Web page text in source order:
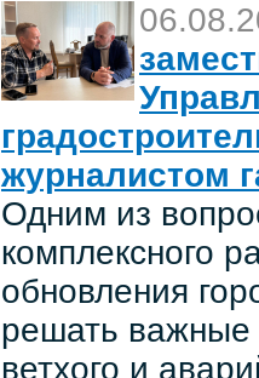
журналистом
Одним из
комплексного
обновления
решать важные
ветхого и